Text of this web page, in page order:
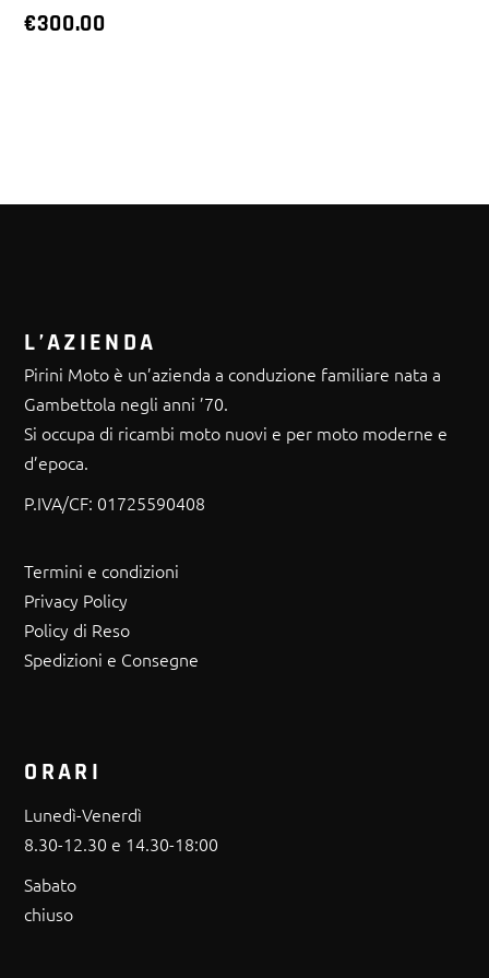
€300.00
L’AZIENDA
Pirini Moto è un’azienda a conduzione familiare nata a
Gambettola negli anni ’70.
Si occupa di ricambi moto nuovi e per moto moderne e
d’epoca.
P.IVA/CF: 01725590408
Termini e condizioni
Privacy Policy
Policy di Reso
Spedizioni e Consegne
ORARI
Lunedì-Venerdì
8.30-12.30 e 14.30-18:00
Sabato
chiuso